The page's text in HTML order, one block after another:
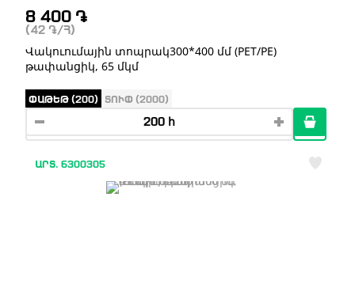
8 400 ֏
(42 ֏ /Հ)
Վակուումային տոպրակ300*400 մմ (PET/PE)
թափանցիկ, 65 մկմ
ՓԱԹԵԹ (200) ՏՈՒՓ (2000)
ԱՐՏ. 6300305